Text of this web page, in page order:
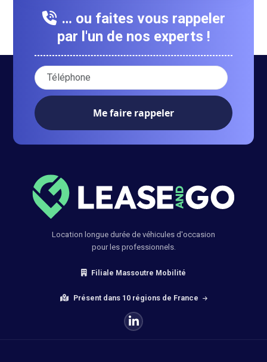
… ou faites vous rappeler
par l'un de nos experts !
Votre numéro de téléphone :
Location longue durée de véhicules d'occasion
pour les professionnels.
Filiale Massoutre Mobilité
Présent dans 10 régions de France